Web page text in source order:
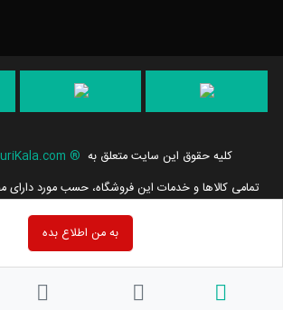
به من اطلاع بده
کلیه حقوق این سایت متعلق به ®
تمامی كالاها و خدمات این فروشگاه، حسب مورد دارای
مربوطه می باشند و فعالیت های این سایت تابع